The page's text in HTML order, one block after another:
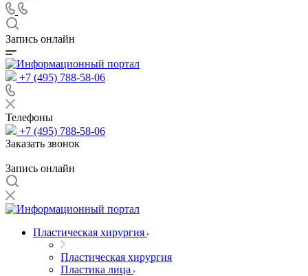
Запись онлайн
+7 (495) 788-58-06
Телефоны
+7 (495) 788-58-06
Заказать звонок
Запись онлайн
Пластическая хирургия
Пластическая хирургия
Пластика лица